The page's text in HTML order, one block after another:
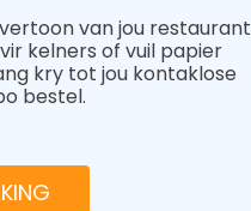
van jou restaurant
kelners of vuil papier
kry tot jou kontaklose
bestel.